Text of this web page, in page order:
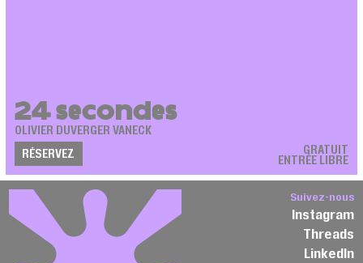
24 secondes
OLIVIER DUVERGER VANECK
RÉSERVEZ
GRATUIT
ENTRÉE LIBRE
Suivez-nous
Instagram
Threads
LinkedIn